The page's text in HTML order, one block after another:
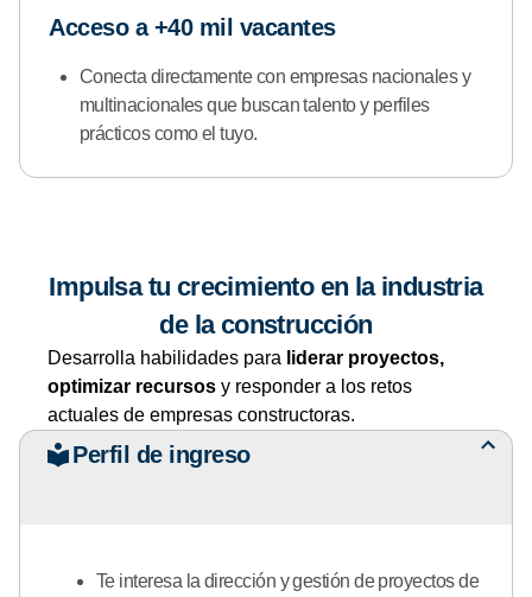
Acceso a +40 mil vacantes
Conecta directamente con empresas nacionales y
multinacionales que buscan talento y perfiles
prácticos como el tuyo.
Impulsa tu crecimiento en la industria
de la construcción
Desarrolla habilidades para liderar proyectos,
optimizar recursos y responder a los retos
actuales de empresas constructoras.
Perfil de ingreso
Te interesa la dirección y gestión de proyectos de